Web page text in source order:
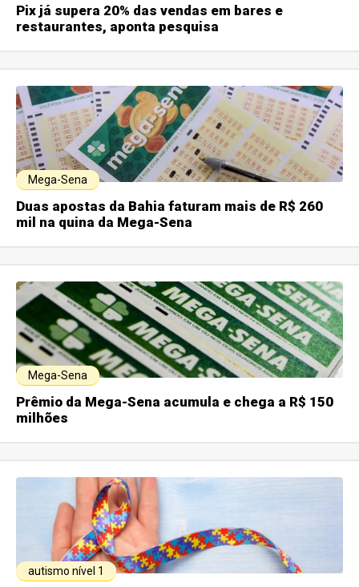
Pix já supera 20% das vendas em bares e
restaurantes, aponta pesquisa
Mega-Sena
Duas apostas da Bahia faturam mais de R$ 260
mil na quina da Mega-Sena
Mega-Sena
Prêmio da Mega-Sena acumula e chega a R$ 150
milhões
autismo nível 1